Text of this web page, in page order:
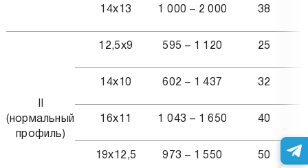
14х13 1 000 – 2 000 38
(нормальный
профиль)
12,5х9 595 – 1 120 25
14х10 602 – 1 437 32
16х11 1 043 – 1 650 40
19х12,5 973 – 1 550 50